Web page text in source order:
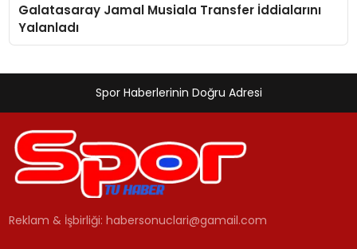
Galatasaray Jamal Musiala Transfer İddialarını
Yalanladı
Spor Haberlerinin Doğru Adresi
Reklam & İşbirliği:habersonuclari@gamail.com